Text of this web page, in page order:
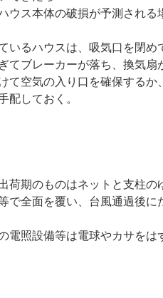
ウス本体の破損が予測される
いるハウスは、吸気口を閉
てブレーカーが落ち、換気
て空気の入り口を確保する
配しておく。
荷期のものはネットと支柱
で全面を覆い、台風通過後に
電照設備等は電球やカサをは